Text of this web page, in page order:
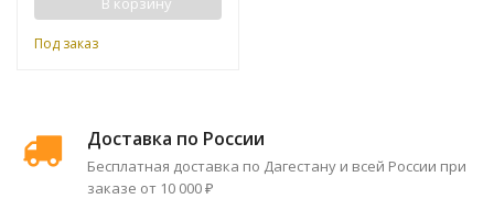
Под заказ
Доставка по России
Бесплатная доставка по Дагестану и всей России при
заказе от 10 000 ₽